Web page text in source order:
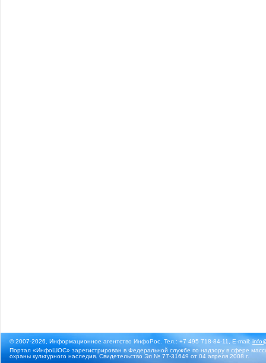
© 2007-2026, Информационное агентство ИнфоРос. Тел.: +7 495 718-84-11, E-mail:
Портал «ИнфоШОС» зарегистрирован в Федеральной службе по надзору в сфере
охраны культурного наследия. Свидетельство Эл № 77-31649 от 04 апреля 2008 г.